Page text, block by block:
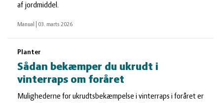
af jordmiddel.
Manual 03. marts 2026
Planter
Sådan bekæmper du ukrudt i
vinterraps om foråret
Mulighederne for ukrudtsbekæmpelse i vinterraps i foråret er